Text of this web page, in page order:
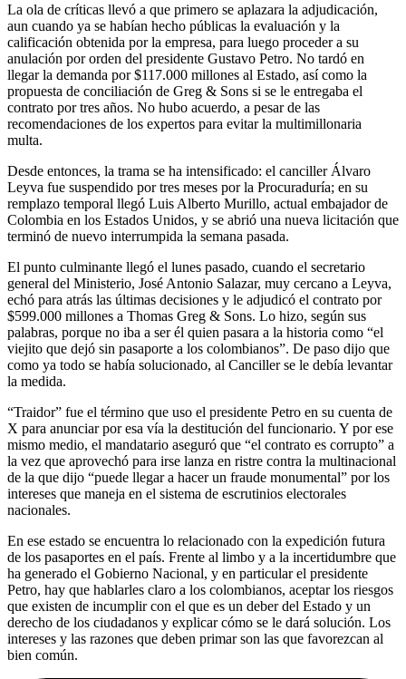
La ola de críticas llevó a que primero se aplazara la adjudicación,
aun cuando ya se habían hecho públicas la evaluación y la
calificación obtenida por la empresa, para luego proceder a su
anulación por orden del presidente Gustavo Petro. No tardó en
llegar la demanda por $117.000 millones al Estado, así como la
propuesta de conciliación de Greg & Sons si se le entregaba el
contrato por tres años. No hubo acuerdo, a pesar de las
recomendaciones de los expertos para evitar la multimillonaria
multa.
Desde entonces, la trama se ha intensificado: el canciller Álvaro
Leyva fue suspendido por tres meses por la Procuraduría; en su
remplazo temporal llegó Luis Alberto Murillo, actual embajador de
Colombia en los Estados Unidos, y se abrió una nueva licitación que
terminó de nuevo interrumpida la semana pasada.
El punto culminante llegó el lunes pasado, cuando el secretario
general del Ministerio, José Antonio Salazar, muy cercano a Leyva,
echó para atrás las últimas decisiones y le adjudicó el contrato por
$599.000 millones a Thomas Greg & Sons. Lo hizo, según sus
palabras, porque no iba a ser él quien pasara a la historia como “el
viejito que dejó sin pasaporte a los colombianos”. De paso dijo que
como ya todo se había solucionado, al Canciller se le debía levantar
la medida.
“Traidor” fue el término que uso el presidente Petro en su cuenta de
X para anunciar por esa vía la destitución del funcionario. Y por ese
mismo medio, el mandatario aseguró que “el contrato es corrupto” a
la vez que aprovechó para irse lanza en ristre contra la multinacional
de la que dijo “puede llegar a hacer un fraude monumental” por los
intereses que maneja en el sistema de escrutinios electorales
nacionales.
En ese estado se encuentra lo relacionado con la expedición futura
de los pasaportes en el país. Frente al limbo y a la incertidumbre que
ha generado el Gobierno Nacional, y en particular el presidente
Petro, hay que hablarles claro a los colombianos, aceptar los riesgos
que existen de incumplir con el que es un deber del Estado y un
derecho de los ciudadanos y explicar cómo se le dará solución. Los
intereses y las razones que deben primar son las que favorezcan al
bien común.